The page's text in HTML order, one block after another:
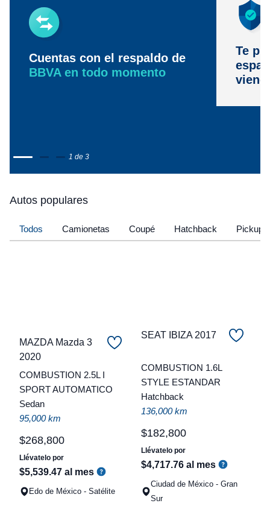
Cuentas con el respaldo de
BBVA en todo momento
Te
1 de 3
Autos populares
Todos Camionetas Coupé Hatchback Pickup
MAZDA Mazda 3
2020
COMBUSTION 2.5L I
SPORT AUTOMATICO
Sedan
95,000 km
$268,800
Llévatelo por
$5,539.47 al mes
Edo de México - Satélite
SEAT IBIZA 2017
COMBUSTION 1.6L
STYLE ESTANDAR
Hatchback
136,000 km
$182,800
Llévatelo por
$4,717.76 al mes
Ciudad de México - Gran
Sur